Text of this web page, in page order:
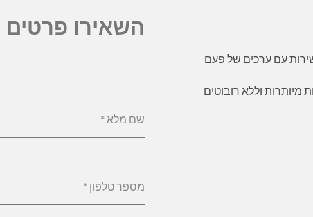
עם ערכים של פעם
מיותרות וללא רובוטים
השאירו
שם מלא *
מספר טלפון *